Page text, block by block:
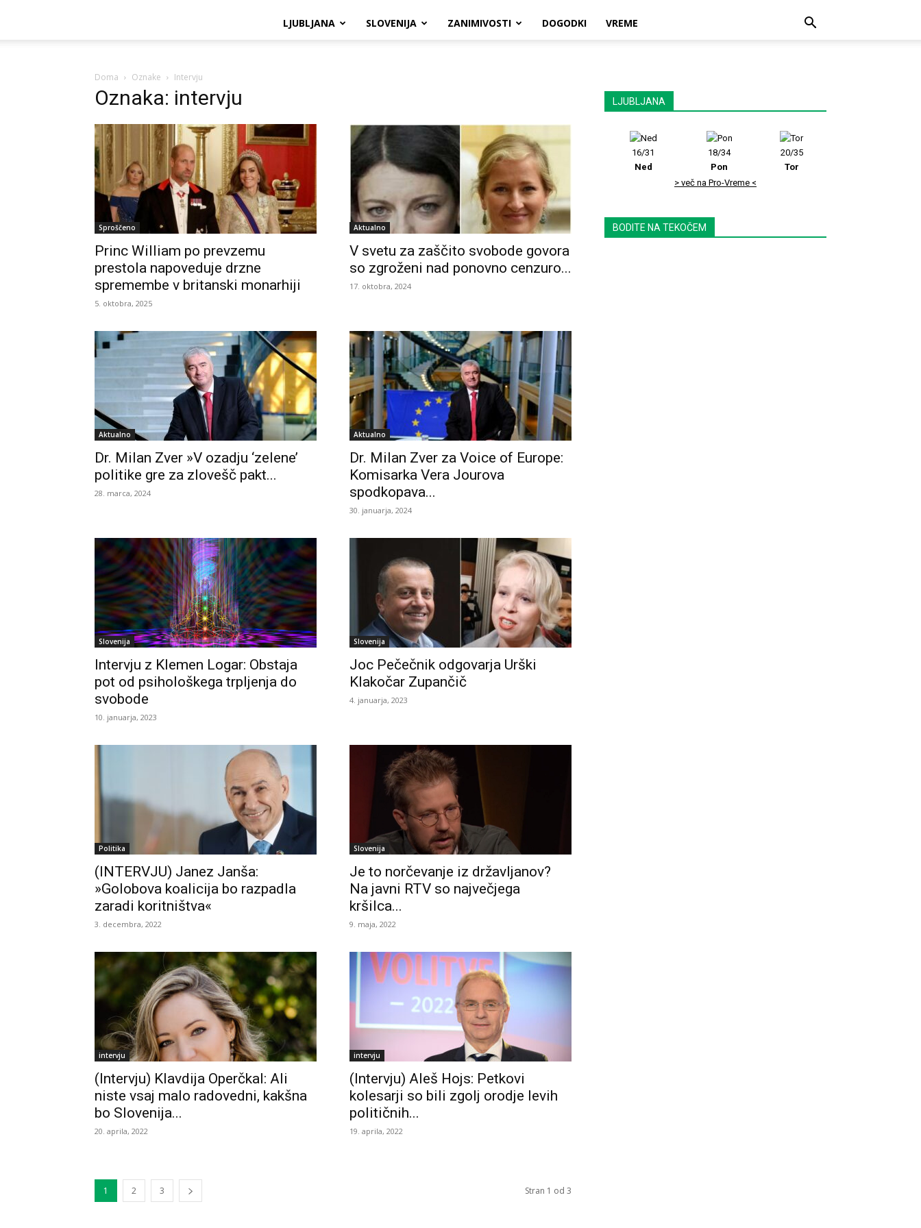
LJUBLJANA SLOVENIJA ZANIMIVOSTI DOGODKI VREME
Doma Oznake Intervju
Oznaka: intervju
Sproščeno
Princ William po prevzemu
prestola napoveduje drzne
spremembe v britanski monarhiji
5. oktobra, 2025
Aktualno
V svetu za zaščito svobode govora
so zgroženi nad ponovno cenzuro...
17. oktobra, 2024
Aktualno
Dr. Milan Zver »V ozadju ‘zelene’
politike gre za zlovešč pakt...
28. marca, 2024
Aktualno
Dr. Milan Zver za Voice of Europe:
Komisarka Vera Jourova
spodkopava...
30. januarja, 2024
Slovenija
Intervju z Klemen Logar: Obstaja
pot od psihološkega trpljenja do
svobode
10. januarja, 2023
Slovenija
Joc Pečečnik odgovarja Urški
Klakočar Zupančič
4. januarja, 2023
Politika
(INTERVJU) Janez Janša:
»Golobova koalicija bo razpadla
zaradi koritništva«
3. decembra, 2022
Slovenija
Je to norčevanje iz državljanov?
Na javni RTV so največjega
kršilca...
9. maja, 2022
intervju
(Intervju) Klavdija Operčkal: Ali
niste vsaj malo radovedni, kakšna
bo Slovenija...
20. aprila, 2022
intervju
(Intervju) Aleš Hojs: Petkovi
kolesarji so bili zgolj orodje levih
političnih...
19. aprila, 2022
1 2 3 Stran 1 od 3
LJUBLJANA
16/31
Ned
18/34
Pon
20/35
Tor
> več na Pro-Vreme <
BODITE NA TEKOČEM